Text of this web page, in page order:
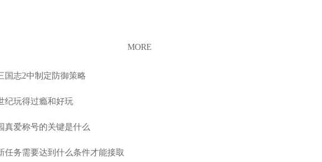
MORE
国志2中制定防御策略
纪玩得过瘾和好玩
真爱称号的关键是什么
任务需要达到什么条件才能接取